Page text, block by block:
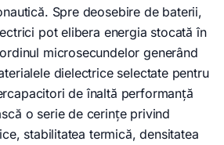
Spre deosebire de baterii,
pot elibera energia stocată în
microsecundelor generând
dielectrice selectate pentru
de înaltă performanță
o serie de cerințe privind
stabilitatea termică, densitatea